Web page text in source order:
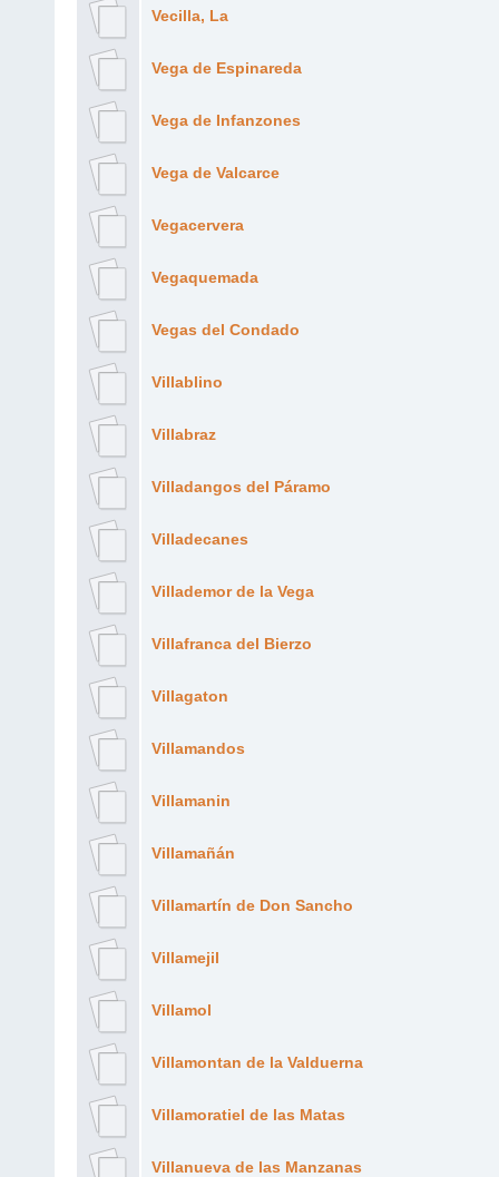
Vecilla, La
Vega de Espinareda
Vega de Infanzones
Vega de Valcarce
Vegacervera
Vegaquemada
Vegas del Condado
Villablino
Villabraz
Villadangos del Páramo
Villadecanes
Villademor de la Vega
Villafranca del Bierzo
Villagaton
Villamandos
Villamanin
Villamañán
Villamartín de Don Sancho
Villamejil
Villamol
Villamontan de la Valduerna
Villamoratiel de las Matas
Villanueva de las Manzanas